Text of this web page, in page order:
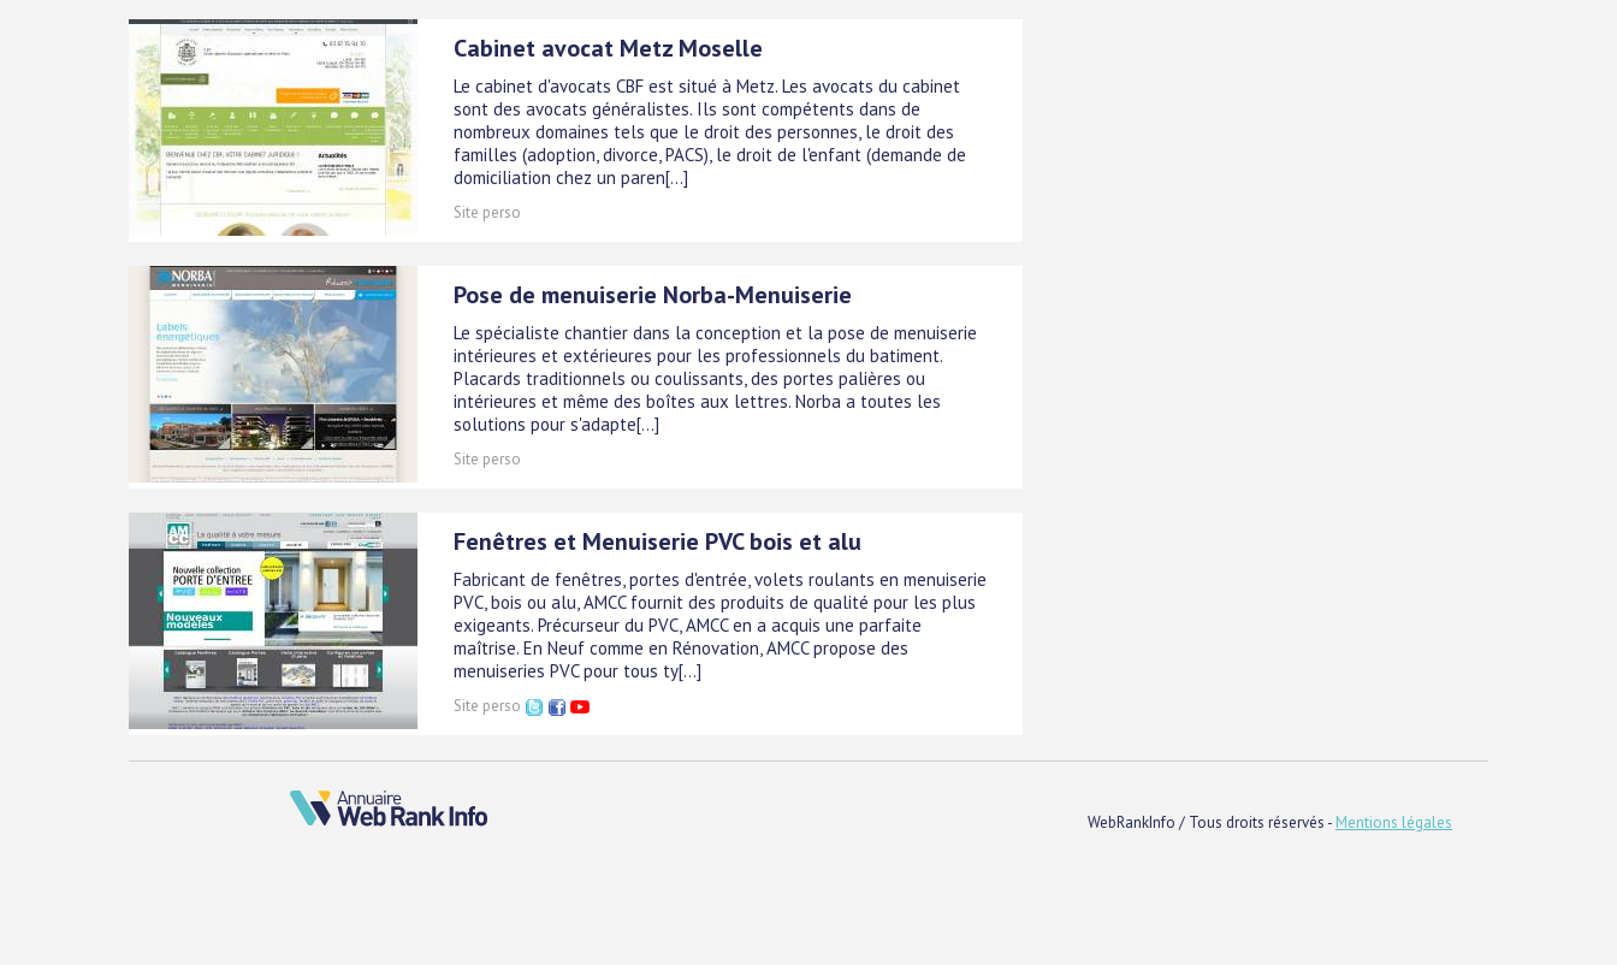
Cabinet avocat Metz Moselle
Le cabinet d'avocats CBF est situé à Metz. Les avocats du cabinet
sont des avocats généralistes. Ils sont compétents dans de
nombreux domaines tels que le droit des personnes, le droit des
familles (adoption, divorce, PACS), le droit de l'enfant (demande de
domiciliation chez un paren[...]
Site perso
Pose de menuiserie Norba-Menuiserie
Le spécialiste chantier dans la conception et la pose de menuiserie
intérieures et extérieures pour les professionnels du batiment.
Placards traditionnels ou coulissants, des portes palières ou
intérieures et même des boîtes aux lettres. Norba a toutes les
solutions pour s'adapte[...]
Site perso
Fenêtres et Menuiserie PVC bois et alu
Fabricant de fenêtres, portes d'entrée, volets roulants en menuiserie
PVC, bois ou alu, AMCC fournit des produits de qualité pour les plus
exigeants. Précurseur du PVC, AMCC en a acquis une parfaite
maîtrise. En Neuf comme en Rénovation, AMCC propose des
menuiseries PVC pour tous ty[...]
Site perso
WebRankInfo / Tous droits réservés - Mentions légales